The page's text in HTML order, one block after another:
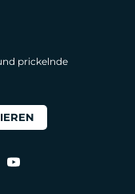
prickelnde